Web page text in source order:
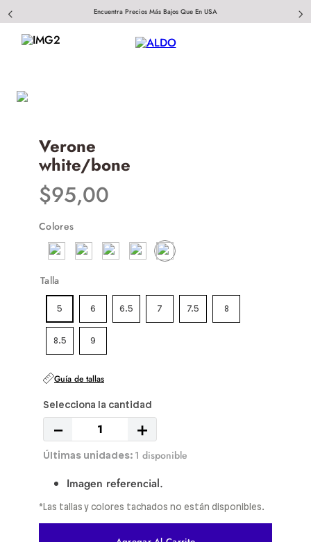
Encuentra Precios Más Bajos Que En USA
Verone
white/bone
$95,00
Colores
Talla
5 6 6.5 7 7.5 8
8.5 9
Guía de tallas
＋
－
1 disponible
Imagen referencial.
*Las tallas y colores tachados no están disponibles.